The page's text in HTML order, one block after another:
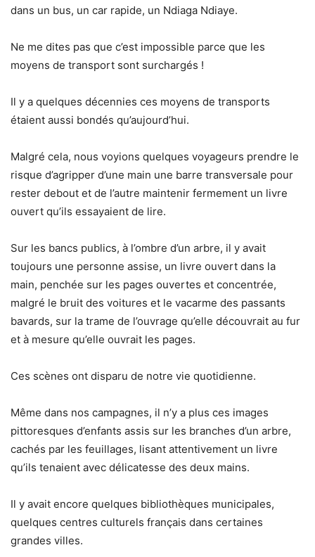
dans un bus, un car rapide, un Ndiaga Ndiaye.
Ne me dites pas que c’est impossible parce que les
moyens de transport sont surchargés !
Il y a quelques décennies ces moyens de transports
étaient aussi bondés qu’aujourd’hui.
Malgré cela, nous voyions quelques voyageurs prendre le
risque d’agripper d’une main une barre transversale pour
rester debout et de l’autre maintenir fermement un livre
ouvert qu’ils essayaient de lire.
Sur les bancs publics, à l’ombre d’un arbre, il y avait
toujours une personne assise, un livre ouvert dans la
main, penchée sur les pages ouvertes et concentrée,
malgré le bruit des voitures et le vacarme des passants
bavards, sur la trame de l’ouvrage qu’elle découvrait au fur
et à mesure qu’elle ouvrait les pages.
Ces scènes ont disparu de notre vie quotidienne.
Même dans nos campagnes, il n’y a plus ces images
pittoresques d’enfants assis sur les branches d’un arbre,
cachés par les feuillages, lisant attentivement un livre
qu’ils tenaient avec délicatesse des deux mains.
Il y avait encore quelques bibliothèques municipales,
quelques centres culturels français dans certaines
grandes villes.